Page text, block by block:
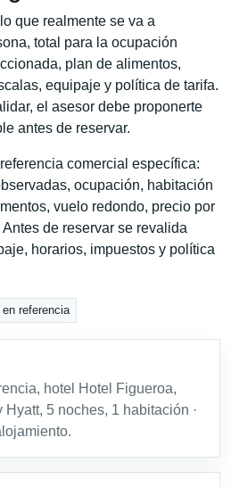
que realmente se va a
total para la ocupación
plan de alimentos,
equipaje y política de tarifa.
el asesor debe proponerte
antes de reservar.
comercial específica:
ocupación, habitación
vuelo redondo, precio por
de reservar se revalida
horarios, impuestos y política
referencia
hotel Hotel Figueroa,
5 noches, 1 habitación ·